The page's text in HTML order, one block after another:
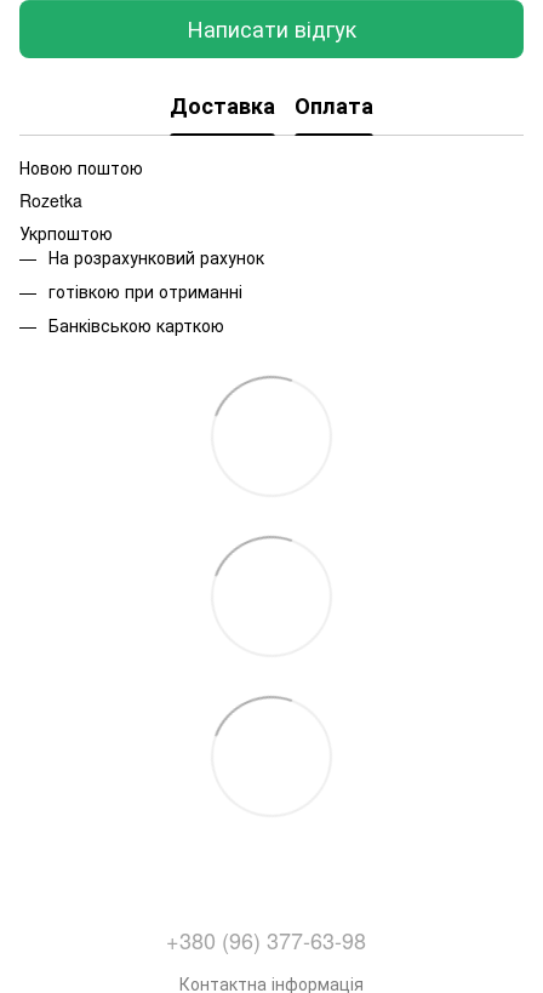
Написати відгук
Доставка Оплата
Новою поштою
Rozetka
Укрпоштою
На розрахунковий рахунок
готівкою при отриманні
Банківською карткою
+380 (96) 377-63-98
Контактна інформація